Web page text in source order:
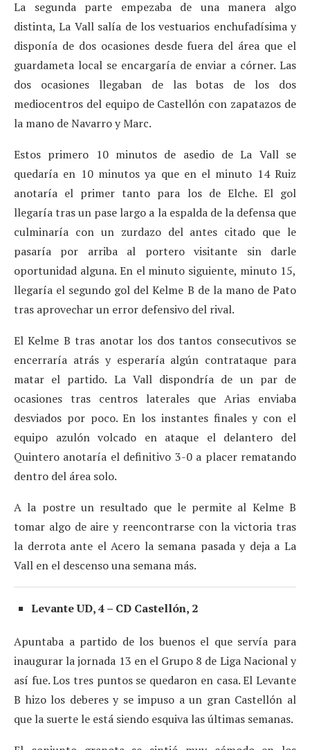
La segunda parte empezaba de una manera algo
distinta, La Vall salía de los vestuarios enchufadísima y
disponía de dos ocasiones desde fuera del área que el
guardameta local se encargaría de enviar a córner. Las
dos ocasiones llegaban de las botas de los dos
mediocentros del equipo de Castellón con zapatazos de
la mano de Navarro y Marc.
Estos primero 10 minutos de asedio de La Vall se
quedaría en 10 minutos ya que en el minuto 14 Ruiz
anotaría el primer tanto para los de Elche. El gol
llegaría tras un pase largo a la espalda de la defensa que
culminaría con un zurdazo del antes citado que le
pasaría por arriba al portero visitante sin darle
oportunidad alguna. En el minuto siguiente, minuto 15,
llegaría el segundo gol del Kelme B de la mano de Pato
tras aprovechar un error defensivo del rival.
El Kelme B tras anotar los dos tantos consecutivos se
encerraría atrás y esperaría algún contrataque para
matar el partido. La Vall dispondría de un par de
ocasiones tras centros laterales que Arias enviaba
desviados por poco. En los instantes finales y con el
equipo azulón volcado en ataque el delantero del
Quintero anotaría el definitivo 3-0 a placer rematando
dentro del área solo.
A la postre un resultado que le permite al Kelme B
tomar algo de aire y reencontrarse con la victoria tras
la derrota ante el Acero la semana pasada y deja a La
Vall en el descenso una semana más.
Levante UD, 4 – CD Castellón, 2
Apuntaba a partido de los buenos el que servía para
inaugurar la jornada 13 en el Grupo 8 de Liga Nacional y
así fue. Los tres puntos se quedaron en casa. El Levante
B hizo los deberes y se impuso a un gran Castellón al
que la suerte le está siendo esquiva las últimas semanas.